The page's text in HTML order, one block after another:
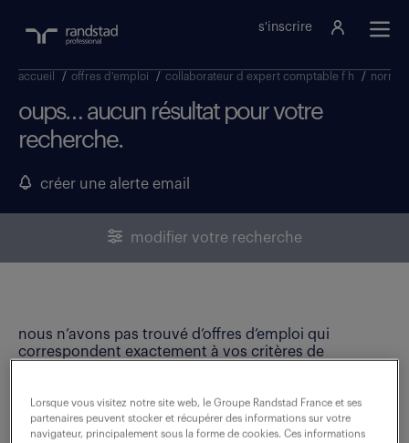
s'inscrire
accueil / offres d'emploi / collaborateur d expert comptable f h /
oups… aucun résultat pour votre
recherche.
créer une alerte email
modifier votre recherche
nous n’avons pas trouvé d’offres d’emploi qui
correspondent exactement à vos critères de
Lorsque vous visitez notre site web, le Groupe Randstad France et ses
partenaires peuvent stocker et récupérer des informations sur votre
navigateur, principalement sous la forme de cookies. Ces informations